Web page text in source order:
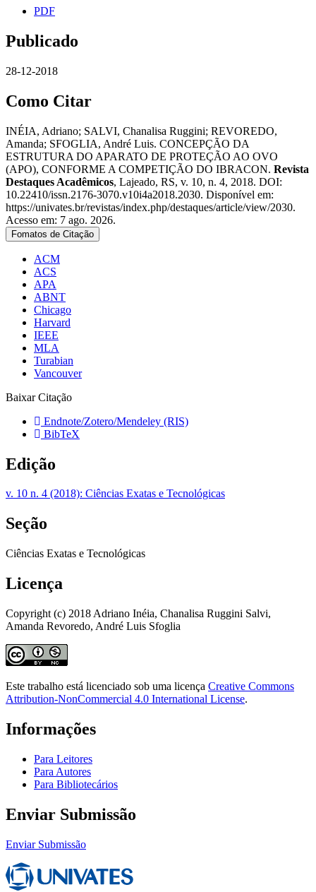
PDF
Publicado
28-12-2018
Como Citar
INÉIA, Adriano; SALVI, Chanalisa Ruggini; REVOREDO,
Amanda; SFOGLIA, André Luis. CONCEPÇÃO DA
ESTRUTURA DO APARATO DE PROTEÇÃO AO OVO
(APO), CONFORME A COMPETIÇÃO DO IBRACON. Revista
Destaques Acadêmicos, Lajeado, RS, v. 10, n. 4, 2018. DOI:
10.22410/issn.2176-3070.v10i4a2018.2030. Disponível em:
https://univates.br/revistas/index.php/destaques/article/view/2030.
Acesso em: 7 ago. 2026.
Fomatos de Citação
ACM
ACS
APA
ABNT
Chicago
Harvard
IEEE
MLA
Turabian
Vancouver
Baixar Citação
Endnote/Zotero/Mendeley (RIS)
BibTeX
Edição
v. 10 n. 4 (2018): Ciências Exatas e Tecnológicas
Seção
Ciências Exatas e Tecnológicas
Licença
Copyright (c) 2018 Adriano Inéia, Chanalisa Ruggini Salvi,
Amanda Revoredo, André Luis Sfoglia
Este trabalho está licenciado sob uma licença Creative Commons
Attribution-NonCommercial 4.0 International License.
Informações
Para Leitores
Para Autores
Para Bibliotecários
Enviar Submissão
Enviar Submissão